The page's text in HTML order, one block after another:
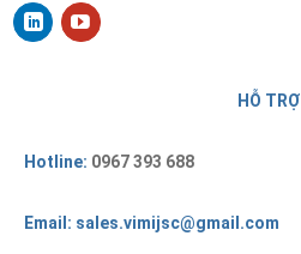
HỖ TRỢ
Hotline: 0967 393 688
Email: sales.vimijsc@gmail.com